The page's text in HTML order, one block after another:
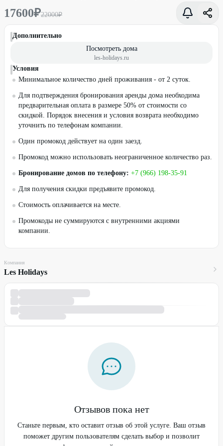
17600₽22000₽
Дополнительно
Посмотреть дома
les-holidays.ru
Условия
Минимальное количество дней проживания - от 2 суток.
Для подтверждения бронирования аренды дома необходима
предварительная оплата в размере 50% от стоимости со
скидкой. Порядок внесения и условия возврата необходимо
уточнить по телефонам компании.
Один промокод действует на один заезд.
Промокод можно использовать неограниченное количество раз.
Бронирование домов по телефону: +7 (966) 198-35-91
Для получения скидки предъявите промокод.
Стоимость оплачивается на месте.
Промокоды не суммируются с внутренними акциями
компании.
Компания
Les Holidays
Отзывов пока нет
Станьте первым, кто оставит отзыв об этой услуге. Ваш отзыв
поможет другим пользователям сделать выбор и позволит